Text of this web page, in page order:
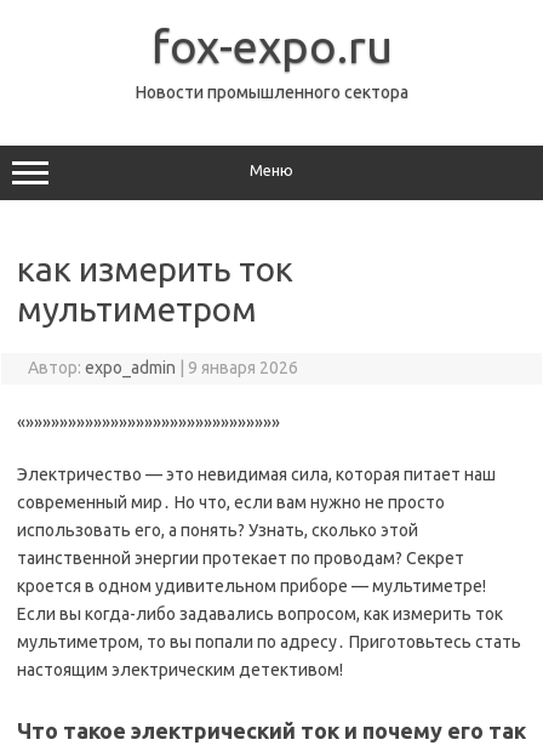
fox-expo.ru
Новости промышленного сектора
Меню
как измерить ток
мультиметром
Автор: expo_admin 9 января 2026
«»»»»»»»»»»»»»»»»»»»»»»»»»»»»»»
Электричество — это невидимая сила, которая питает наш
современный мир․ Но что, если вам нужно не просто
использовать его, а понять? Узнать, сколько этой
таинственной энергии протекает по проводам? Секрет
кроется в одном удивительном приборе — мультиметре!
Если вы когда-либо задавались вопросом, как измерить ток
мультиметром, то вы попали по адресу․ Приготовьтесь стать
настоящим электрическим детективом!
Что такое электрический ток и почему его так